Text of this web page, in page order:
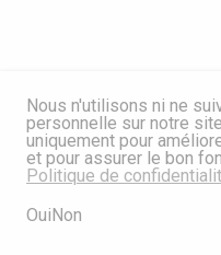
Synthèse des mesures à
Nous n'utilisons ni ne
personnelle sur notre
uniquement pour
et pour assurer le bon
Politique de
OuiNon